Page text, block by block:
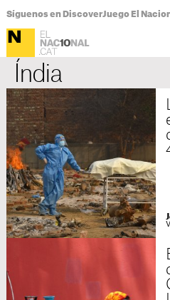
Síguenos en DiscoverJuego El
Índia